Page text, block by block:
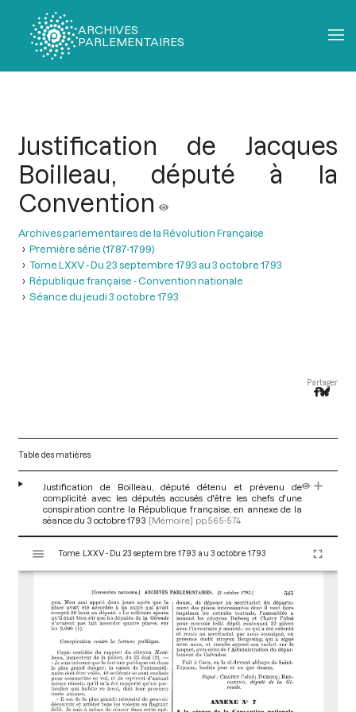
ARCHIVES
PARLEMENTAIRES
Justification de Jacques
Boilleau, député à la
Convention
Archives parlementaires de la Révolution Française
Première série (1787-1799)
Tome LXXV - Du 23 septembre 1793 au 3 octobre 1793
République française - Convention nationale
Séance du jeudi 3 octobre 1793
Partager
Table des matières
Justification de Boilleau, député détenu et prévenu de
complicité avec les députés accusés d'être les chefs d'une
conspiration contre la République française, en annexe de la
séance du 3 octobre 1793 [Mémoire] pp.565-574
s
Tome LXXV - Du 23 septembre 1793 au 3 octobre 1793